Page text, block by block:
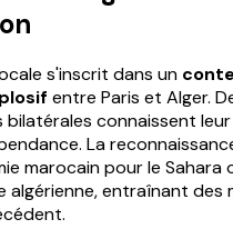
s'inscrit dans un
entre Paris et Alger.
connaissent
La
marocain pour le Sahara
algérienne, entraînant des